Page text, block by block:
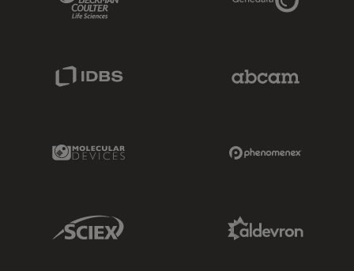
Molecular Devices Link
Sciex Link